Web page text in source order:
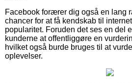
Facebook forærer dig også en lang
chancer for at få kendskab til
popularitet. Foruden det ses en del
kunderne at offentliggøre en
hvilket også burde bruges til at
oplevelser.